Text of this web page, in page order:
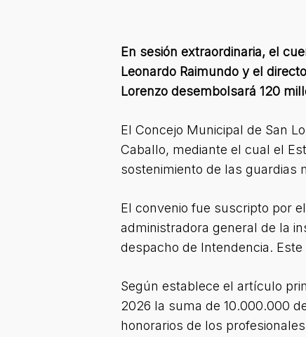
En sesión extraordinaria, el
Leonardo Raimundo y el
Lorenzo desembolsará 120
El Concejo Municipal de San
Caballo, mediante el cual el
sostenimiento de las guardias
El convenio fue suscripto por
administradora general de la
despacho de Intendencia.
Según establece el artículo
2026 la suma de 10.000.000
honorarios de los